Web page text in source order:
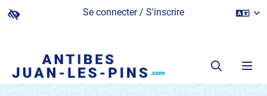
Se connecter / S'inscrire